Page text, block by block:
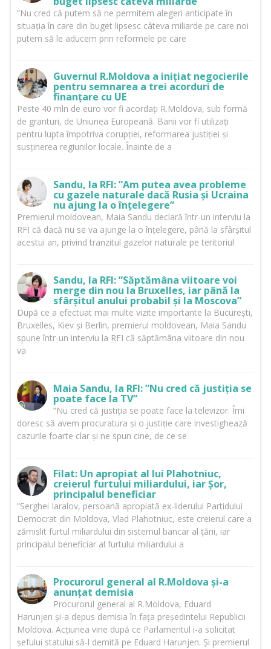
”Nu cred că putem să ne permitem alegeri anticipate în
situația în care din buget lipsesc câteva miliarde pe care noi
putem să le aducem prin reformele pe care
Guvernul R.Moldova a inițiat negocierile
pentru semnarea a trei acorduri de
finanțare cu UE
Peste 40 mln de euro vor fi acordați R.Moldova, sub formă
de granturi, de Uniunea Europeană. Banii vor fi utilizați
pentru lupta împotriva corupției, reformarea justiției și
susținerea regiunilor locale. Înainte de a
Sandu, la RFI: ”Am putea avea probleme
cu gazele naturale dacă Rusia și Ucraina
nu ajung la o înțelegere”
Premierul moldovean, Maia Sandu declară într-un interviu la
RFI că dacă nu se va ajunge la o înțelegere, până la sfârșitul
acestui an, privind tranzitul gazelor naturale pe teritoriul
Sandu, la RFI: ”Săptămâna viitoare voi
merge din nou la Bruxelles, iar până la
sfârșitul anului probabil și la Moscova”
După ce a efectuat mai multe vizite importante la București,
Bruxelles, Kiev și Berlin, premierul moldovean, Maia Sandu
spune într-un interviu la RFI că săptămâna viitoare din nou
va
Maia Sandu, la RFI: ”Nu cred că justiția se
poate face la TV”
”Nu cred că justiția se poate face la televizor. Îmi
doresc să avem procuratura și o justiție care investighează
cazurile foarte clar și ne spun cine, de ce se
Filat: Un apropiat al lui Plahotniuc,
creierul furtului miliardului, iar Șor,
principalul beneficiar
”Serghei Iaralov, persoană apropiată ex-liderului Partidului
Democrat din Moldova, Vlad Plahotniuc, este creierul care a
zămislit furtul miliardului din sistemul bancar al țării, iar
principalul beneficiar al furtului miliardului a
Procurorul general al R.Moldova și-a
anunțat demisia
Procurorul general al R.Moldova, Eduard
Harunjen și-a depus demisia în fața președintelui Republicii
Moldova. Acțiunea vine după ce Parlamentul i-a solicitat
șefului statului să-l demită pe Eduard Harunjen. Și premierul